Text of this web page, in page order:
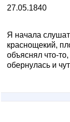
27.05.1840
Я начала
краснощекий,
объяснял что-
обернулась и